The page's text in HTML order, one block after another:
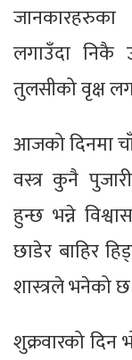
लगाउँदा निकै
तुलसीको वृक्ष
आजको दिनमा
वस्त्र कुनै
हुन्छ भन्ने
छाडेर बाहिर
शास्त्रले भनेको छ
शुक्रवारको